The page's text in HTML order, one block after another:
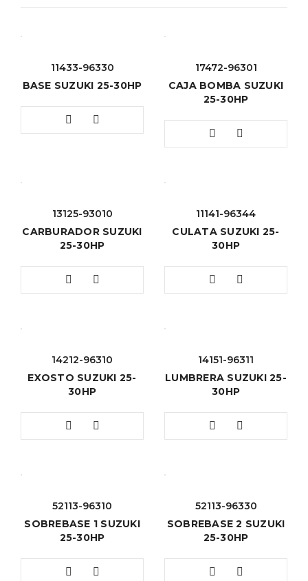
11433-96330
BASE SUZUKI 25-30HP
17472-96301
CAJA BOMBA SUZUKI
25-30HP
13125-93010
CARBURADOR SUZUKI
25-30HP
11141-96344
CULATA SUZUKI 25-
30HP
14212-96310
EXOSTO SUZUKI 25-
30HP
14151-96311
LUMBRERA SUZUKI 25-
30HP
52113-96310
SOBREBASE 1 SUZUKI
25-30HP
52113-96330
SOBREBASE 2 SUZUKI
25-30HP